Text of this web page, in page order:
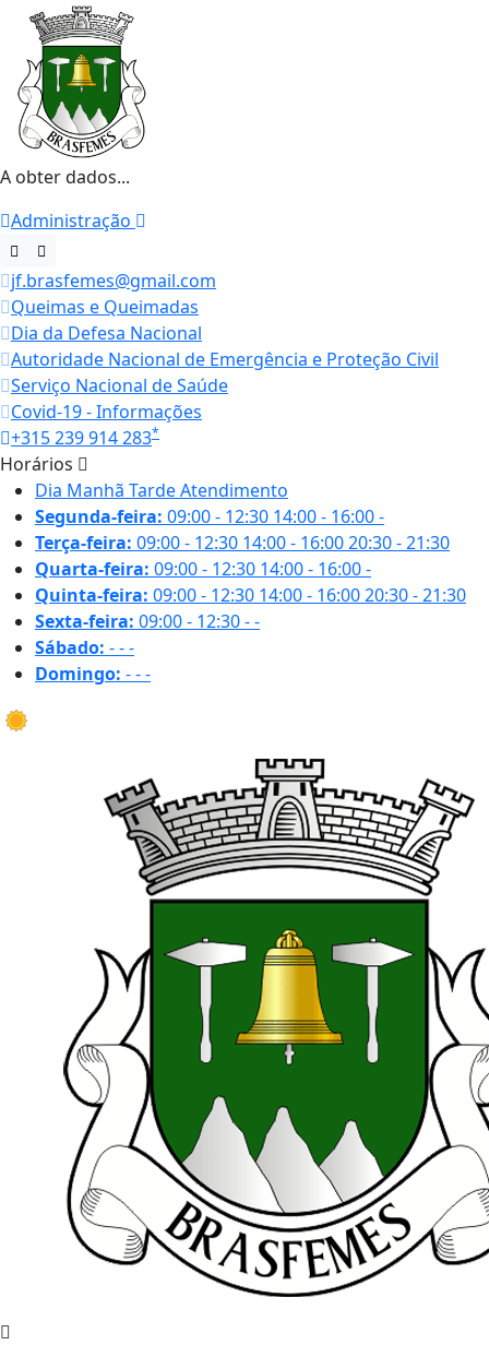
A obter dados...
Administração
jf.brasfemes@gmail.com
Queimas e Queimadas
Dia da Defesa Nacional
Autoridade Nacional de Emergência e Proteção Civil
Serviço Nacional de Saúde
Covid-19 - Informações
+315 239 914 283*
Horários
Dia Manhã TardeAtendimento
Segunda-feira: 09:00 - 12:30 14:00 - 16:00-
Terça-feira: 09:00 - 12:30 14:00 - 16:0020:30 - 21:30
Quarta-feira: 09:00 - 12:30 14:00 - 16:00-
Quinta-feira: 09:00 - 12:30 14:00 - 16:0020:30 - 21:30
Sexta-feira: 09:00 - 12:30--
Sábado: ---
Domingo: ---